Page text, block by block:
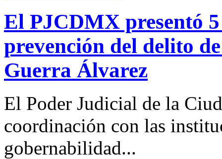
El PJCDMX presentó
prevención del delito
Guerra Álvarez
El Poder Judicial de la
coordinación con las
gobernabilidad...